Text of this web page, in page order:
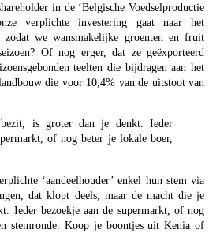
in de ‘Belgische Voedselproductie
verplichte investering gaat naar het
zodat we wansmakelijke groenten en fruit
Of nog erger, dat ze geëxporteerd
teelten die bijdragen aan het
die voor 10,4% van de uitstoot van
is groter dan je denkt. Ieder
of nog beter je lokale boer,
‘aandeelhouder’ enkel hun stem via
dat klopt deels, maar de macht die je
Ieder bezoekje aan de supermarkt, of nog
stemronde. Koop je boontjes uit Kenia of